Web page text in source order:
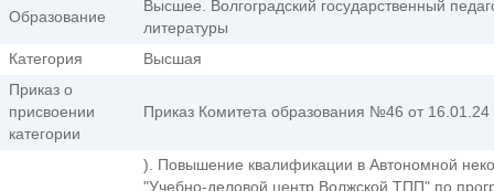
Образование
Высшее. Волгоградский государственный
литературы
Категория
Высшая
Приказ о
присвоении
категории
Приказ Комитета образования №46 от 16.01.24
). Повышение квалификации в Автономной
"Учебно-деловой центр Волжской ТПП" по